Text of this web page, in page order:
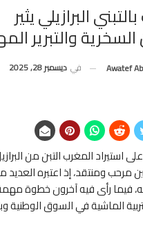
البرازيلي يثير
والتبرير
Awatef في ديسمبر 28, 2025
استيراد المغرب التبن من
مرحب ومنتقد، إذ اعتبره العديد
له، فيما رأى فيه آخرون خطوة
الماشية في السوق الوطنية